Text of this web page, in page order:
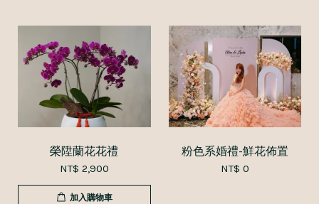
榮陞蘭花花禮
NT$ 2,900
加入購物車
粉色系婚禮-鮮花佈置
NT$ 0